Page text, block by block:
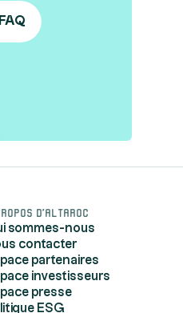
d'Altaroc
sommes-nous
contacter
partenaires
investisseurs
presse
ESG